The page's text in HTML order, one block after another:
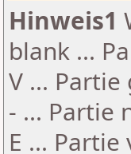
Hinweis1
blank ...
V ...
- ... Partie
E ...